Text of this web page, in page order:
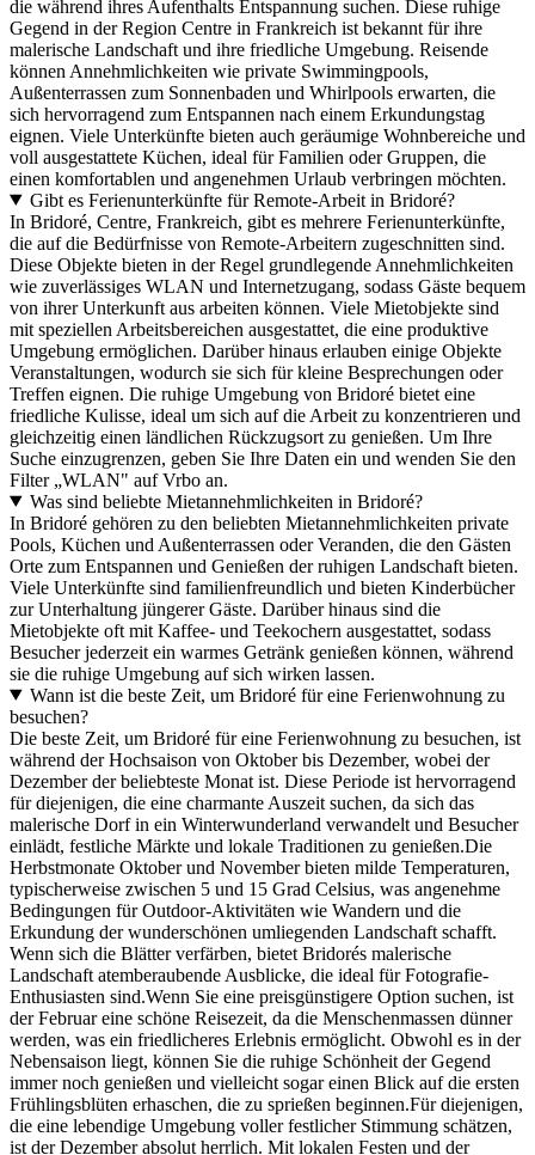
die während ihres Aufenthalts Entspannung suchen. Diese ruhige
Gegend in der Region Centre in Frankreich ist bekannt für ihre
malerische Landschaft und ihre friedliche Umgebung. Reisende
können Annehmlichkeiten wie private Swimmingpools,
Außenterrassen zum Sonnenbaden und Whirlpools erwarten, die
sich hervorragend zum Entspannen nach einem Erkundungstag
eignen. Viele Unterkünfte bieten auch geräumige Wohnbereiche und
voll ausgestattete Küchen, ideal für Familien oder Gruppen, die
einen komfortablen und angenehmen Urlaub verbringen möchten.
Gibt es Ferienunterkünfte für Remote-Arbeit in Bridoré?
In Bridoré, Centre, Frankreich, gibt es mehrere Ferienunterkünfte,
die auf die Bedürfnisse von Remote-Arbeitern zugeschnitten sind.
Diese Objekte bieten in der Regel grundlegende Annehmlichkeiten
wie zuverlässiges WLAN und Internetzugang, sodass Gäste bequem
von ihrer Unterkunft aus arbeiten können. Viele Mietobjekte sind
mit speziellen Arbeitsbereichen ausgestattet, die eine produktive
Umgebung ermöglichen. Darüber hinaus erlauben einige Objekte
Veranstaltungen, wodurch sie sich für kleine Besprechungen oder
Treffen eignen. Die ruhige Umgebung von Bridoré bietet eine
friedliche Kulisse, ideal um sich auf die Arbeit zu konzentrieren und
gleichzeitig einen ländlichen Rückzugsort zu genießen. Um Ihre
Suche einzugrenzen, geben Sie Ihre Daten ein und wenden Sie den
Filter „WLAN" auf Vrbo an.
Was sind beliebte Mietannehmlichkeiten in Bridoré?
In Bridoré gehören zu den beliebten Mietannehmlichkeiten private
Pools, Küchen und Außenterrassen oder Veranden, die den Gästen
Orte zum Entspannen und Genießen der ruhigen Landschaft bieten.
Viele Unterkünfte sind familienfreundlich und bieten Kinderbücher
zur Unterhaltung jüngerer Gäste. Darüber hinaus sind die
Mietobjekte oft mit Kaffee- und Teekochern ausgestattet, sodass
Besucher jederzeit ein warmes Getränk genießen können, während
sie die ruhige Umgebung auf sich wirken lassen.
Wann ist die beste Zeit, um Bridoré für eine Ferienwohnung zu
besuchen?
Die beste Zeit, um Bridoré für eine Ferienwohnung zu besuchen, ist
während der Hochsaison von Oktober bis Dezember, wobei der
Dezember der beliebteste Monat ist. Diese Periode ist hervorragend
für diejenigen, die eine charmante Auszeit suchen, da sich das
malerische Dorf in ein Winterwunderland verwandelt und Besucher
einlädt, festliche Märkte und lokale Traditionen zu genießen.Die
Herbstmonate Oktober und November bieten milde Temperaturen,
typischerweise zwischen 5 und 15 Grad Celsius, was angenehme
Bedingungen für Outdoor-Aktivitäten wie Wandern und die
Erkundung der wunderschönen umliegenden Landschaft schafft.
Wenn sich die Blätter verfärben, bietet Bridorés malerische
Landschaft atemberaubende Ausblicke, die ideal für Fotografie-
Enthusiasten sind.Wenn Sie eine preisgünstigere Option suchen, ist
der Februar eine schöne Reisezeit, da die Menschenmassen dünner
werden, was ein friedlicheres Erlebnis ermöglicht. Obwohl es in der
Nebensaison liegt, können Sie die ruhige Schönheit der Gegend
immer noch genießen und vielleicht sogar einen Blick auf die ersten
Frühlingsblüten erhaschen, die zu sprießen beginnen.Für diejenigen,
die eine lebendige Umgebung voller festlicher Stimmung schätzen,
ist der Dezember absolut herrlich. Mit lokalen Festen und der